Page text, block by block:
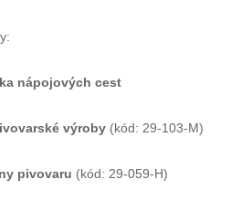
nápojových cest
výroby (kód: 29-103-M)
pivovaru (kód: 29-059-H)